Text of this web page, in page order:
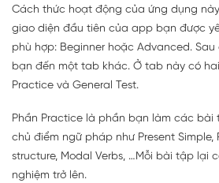
Cách thức hoạt động của ứng dụng
giao diện đầu tiên của app bạn được
phù hợp: Beginner hoặc Advanced.
bạn đến một tab khác. Ở tab này có
Practice và General Test.
Phần Practice là phần bạn làm các bài
chủ điểm ngữ pháp như Present Simple,
structure, Modal Verbs, …Mỗi bài tập lại
nghiệm trở lên.